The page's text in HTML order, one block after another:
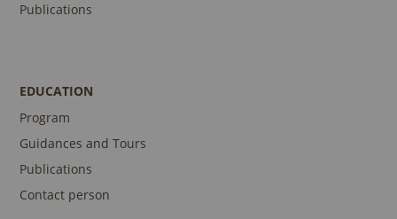
Publications
EDUCATION
Program
Guidances and Tours
Publications
Contact person